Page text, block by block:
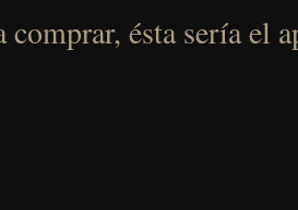
comprar, ésta sería el